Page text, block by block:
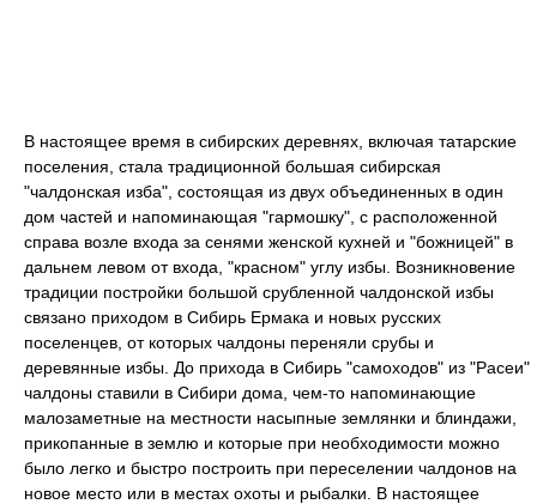
В настоящее время в cибирских деревнях, включая татарские
поселения, стала традиционной большая сибирская
"чалдонская изба", состоящая из двух объединенных в один
дом частей и напоминающая "гармошку", с расположенной
справа возле входа за сенями женской кухней и "божницей" в
дальнем левом от входа, "красном" углу избы. Возникновение
традиции постройки большой срубленной чалдонской избы
связано приходом в Сибирь Ермака и новых русских
поселенцев, от которых чалдоны переняли срубы и
деревянные избы. До прихода в Сибирь "самоходов" из "Расеи"
чалдоны ставили в Сибири дома, чем-то напоминающие
малозаметные на местности насыпные землянки и блиндажи,
прикопанные в землю и которые при необходимости можно
было легко и быстро построить при переселении чалдонов на
новое место или в местах охоты и рыбалки. В настоящее